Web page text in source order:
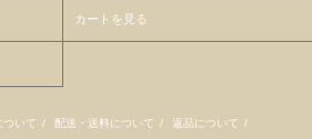
カートを見る
ついて / 配送・送料について / 返品について /